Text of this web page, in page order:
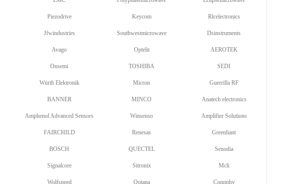
Piezodrive Keycom Rlcelectronics
Jfwindustries Southwestmicrowave Dsinstruments
Avago Optelit AEROTEK
Onsemi TOSHIBA SEDI
Würth Elektronik Micron Guerrilla RF
BANNER MINCO Anatech electronics
Amphenol Advanced Sensors Winsenso Amplifier Solutions
FAIRCHILD Renesas Greenliant
BOSCH QUECTEL Senodia
Signalcore Sitronix Mcli
Wolfspeed Qotana Connphy